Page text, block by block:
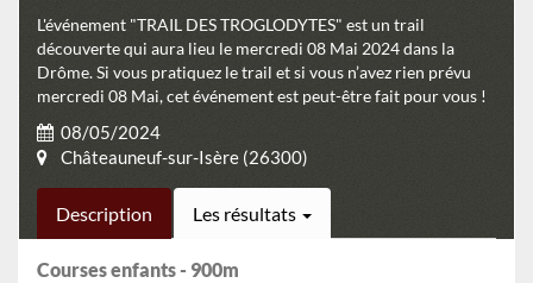
L'événement "TRAIL DES TROGLODYTES" est un trail
découverte qui aura lieu le mercredi 08 Mai 2024 dans la
Drôme. Si vous pratiquez le trail et si vous n’avez rien prévu
mercredi 08 Mai, cet événement est peut-être fait pour vous !
08/05/2024
Châteauneuf-sur-Isère (26300)
Description Les résultats
Courses enfants - 900m